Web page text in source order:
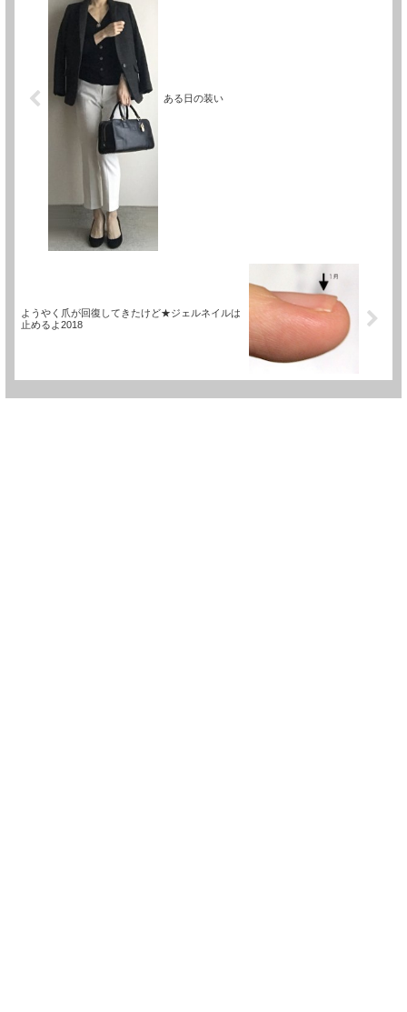
ある日の装い
ようやく爪が回復してきたけど★ジェルネイルは
止めるよ2018